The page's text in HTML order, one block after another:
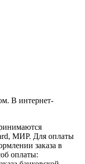
В интернет-
МИР. Для оплаты
заказа в
оплаты: